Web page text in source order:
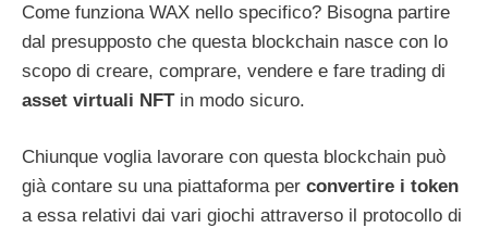
Come funziona WAX nello specifico? Bisogna partire
dal presupposto che questa blockchain nasce con lo
scopo di creare, comprare, vendere e fare trading di
asset virtuali NFTin modo sicuro.
Chiunque voglia lavorare con questa blockchain può
già contare su una piattaforma per convertire i token
a essa relativi dai vari giochi attraverso il protocollo di